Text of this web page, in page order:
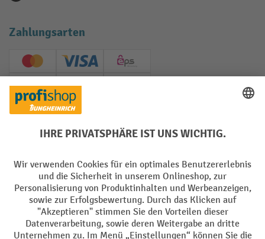
Zahlungsarten
Creditcard (Master)Creditcard (Visa)
EPS
PayPal
Soziale Netzwerke
Impressum Datenschutz
Barrierefreiheit Privacy Settings